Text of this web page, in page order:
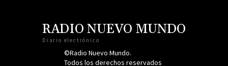
RADIO NUEVO MUNDO
Diario electrónico
©Radio Nuevo Mundo.
Todos los derechos reservados